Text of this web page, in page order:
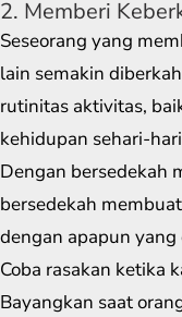
2. Memberi
Seseorang yang
lain semakin
rutinitas aktivitas,
kehidupan sehari-
Dengan bersedekah
bersedekah
dengan apapun
Coba rasakan ketika
Bayangkan saat